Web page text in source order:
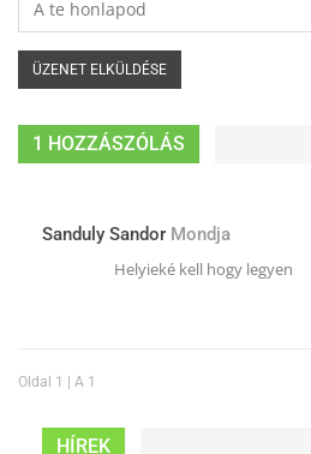
1 HOZZÁSZÓLÁS
Sanduly Sandor Mondja
Helyieké kell hogy legyen
Oldal 1 | A 1
HÍREK